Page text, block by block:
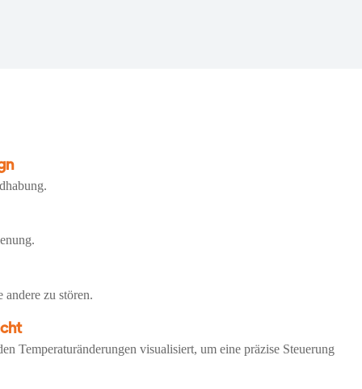
zu stören.
Temperaturänderungen visualisiert, um eine präzise Steuerung